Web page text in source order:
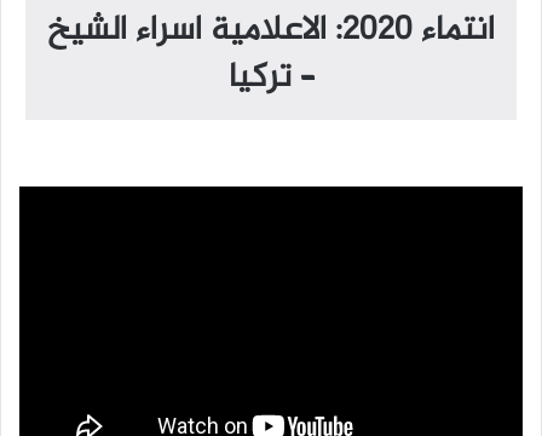
انتماء 2020: الاعلامية اسراء الشيخ
– تركيا